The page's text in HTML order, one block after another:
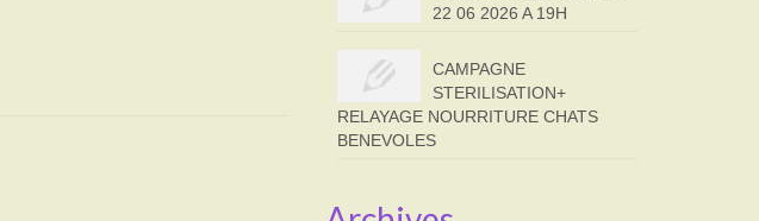
22 06 2026 A 19H
CAMPAGNE
STERILISATION+
RELAYAGE NOURRITURE CHATS
BENEVOLES